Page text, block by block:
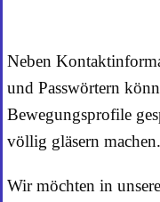
Neben
und Passwörtern
Bewegungsprofile
völlig gläsern machen.
Wir möchten in